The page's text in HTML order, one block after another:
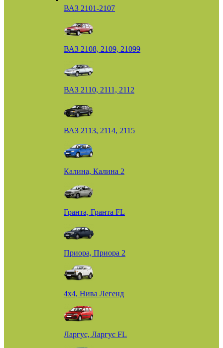
ВАЗ 2101-2107
ВАЗ 2108, 2109, 21099
ВАЗ 2110, 2111, 2112
ВАЗ 2113, 2114, 2115
Калина, Калина 2
Гранта, Гранта FL
Приора, Приора 2
4х4, Нива Легенд
Ларгус, Ларгус FL